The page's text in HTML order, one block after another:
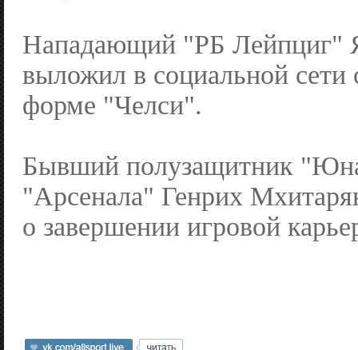
Нападающий "РБ Лейпциг"
выложил в социальной сети
форме "Челси".
Бывший полузащитник
"Арсенала" Генрих
о завершении игровой